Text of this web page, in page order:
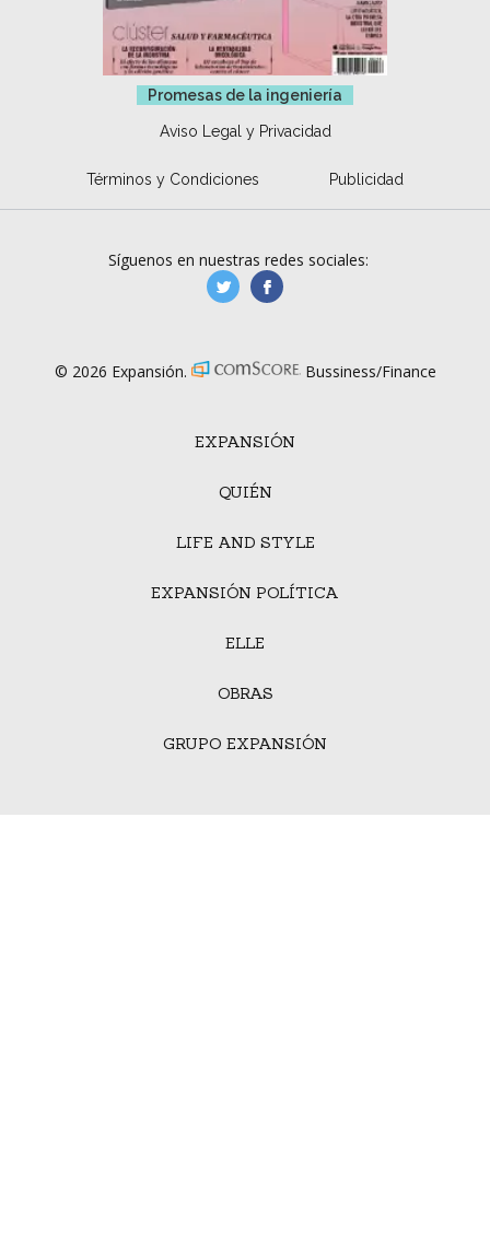
Promesas de la ingeniería
Aviso Legal y Privacidad
Términos y Condiciones Publicidad
EXPANSIÓN
QUIÉN
LIFE AND STYLE
EXPANSIÓN POLÍTICA
ELLE
OBRAS
GRUPO EXPANSIÓN
Síguenos en nuestras redes sociales:
manufacturaGE
© 2026 Expansión. Bussiness/Finance